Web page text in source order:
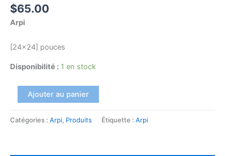
$65.00
Arpi
[24×24] pouces
Disponibilité : 1 en stock
Ajouter au panier
Catégories : Arpi, Produits Étiquette : Arpi